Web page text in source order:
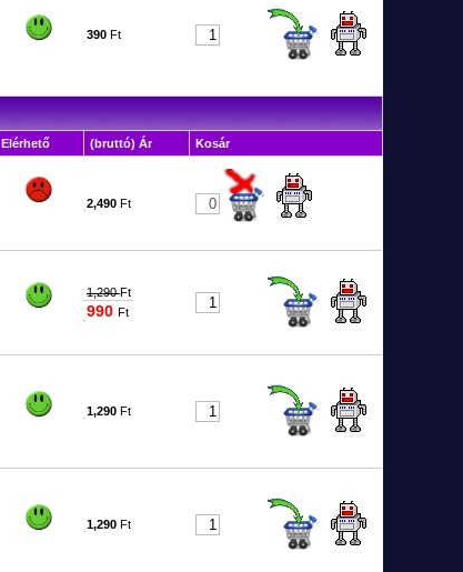
390 Ft
Elérhető (bruttó) Ár Kosár
2,490 Ft
1,290Ft
990 Ft
1,290 Ft
1,290 Ft